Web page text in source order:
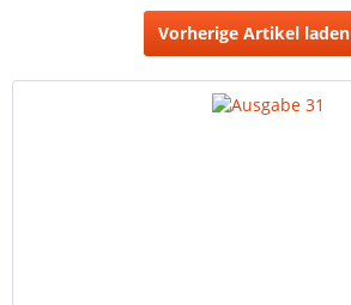
Vorherige Artikel laden